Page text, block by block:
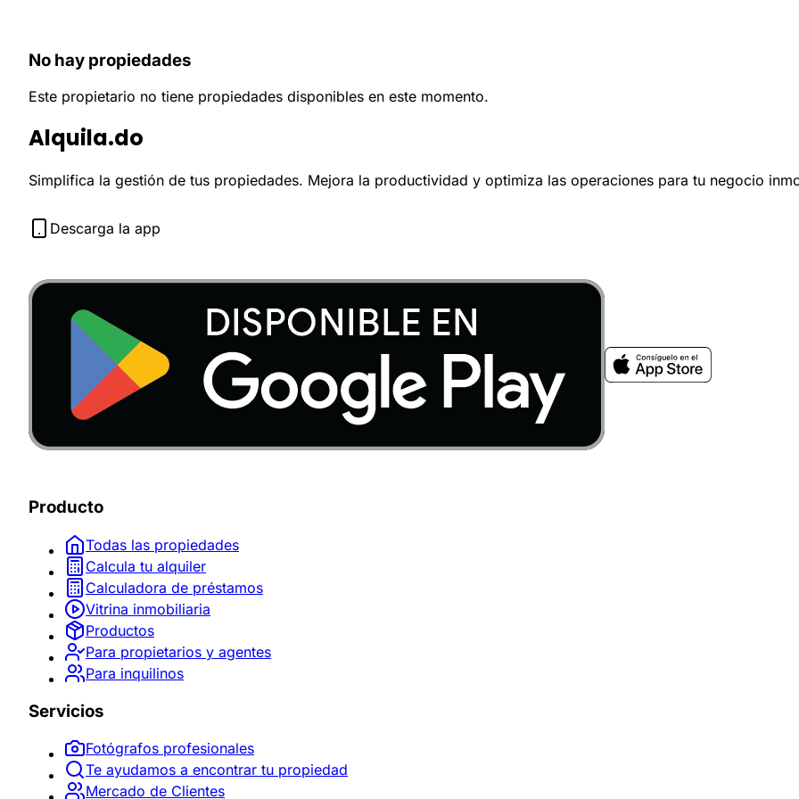
No hay propiedades
Este propietario no tiene propiedades disponibles en este momento.
Alquila.do
Simplifica la gestión de tus propiedades. Mejora la productividad y optimiza las operaciones para tu negocio
Descarga la app
Producto
Todas las propiedades
Calcula tu alquiler
Calculadora de préstamos
Vitrina inmobiliaria
Productos
Para propietarios y agentes
Para inquilinos
Servicios
Fotógrafos profesionales
Te ayudamos a encontrar tu propiedad
Mercado de Clientes